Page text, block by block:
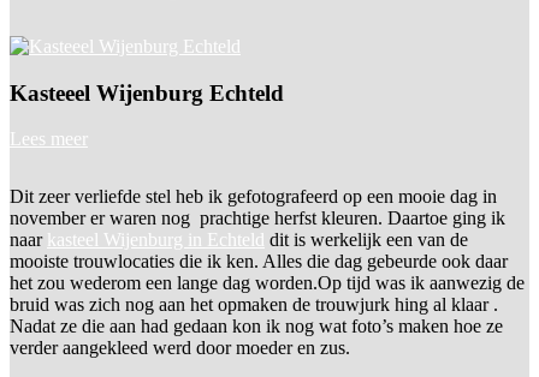
Kasteeel Wijenburg Echteld
Lees meer
Dit zeer verliefde stel heb ik gefotografeerd op een mooie dag in
november er waren nog prachtige herfst kleuren. Daartoe ging ik
naar kasteel Wijenburg in Echteld dit is werkelijk een van de
mooiste trouwlocaties die ik ken. Alles die dag gebeurde ook daar
het zou wederom een lange dag worden.Op tijd was ik aanwezig de
bruid was zich nog aan het opmaken de trouwjurk hing al klaar .
Nadat ze die aan had gedaan kon ik nog wat foto’s maken hoe ze
verder aangekleed werd door moeder en zus.